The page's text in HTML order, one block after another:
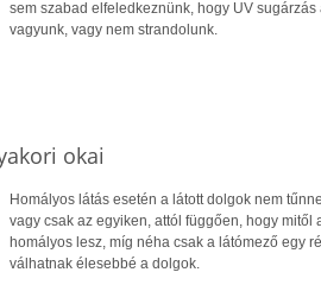
sem szabad elfeledkeznünk, hogy UV
vagyunk, vagy nem strandolunk.
okai
Homályos látás esetén a látott dolgok nem
vagy csak az egyiken, attól függően, hogy
homályos lesz, míg néha csak a látómező egy
válhatnak élesebbé a dolgok.